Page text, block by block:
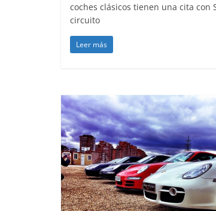
coches clásicos tienen una cita con
circuito
Leer más